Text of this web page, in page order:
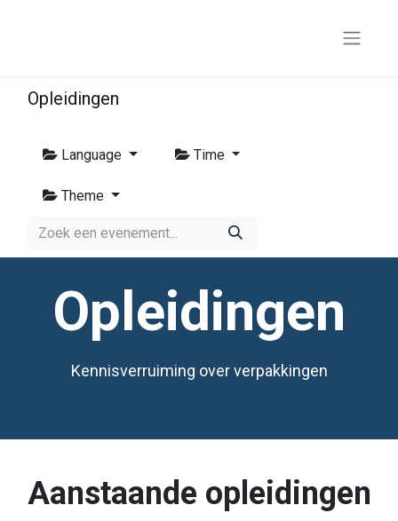
Opleidingen
Language Time
Theme
Opleidingen
Kennisverruiming over verpakkingen
Aanstaande opleidingen